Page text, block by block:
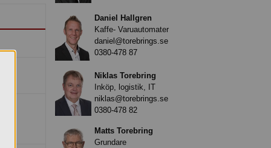
Daniel Hallgren
Kaffe- Varuautomater
daniel@torebrings.se
0380-478 87
Niklas Torebring
Inköp, logistik, IT
niklas@torebrings.se
0380-478 82
Matts Torebring
Grundare